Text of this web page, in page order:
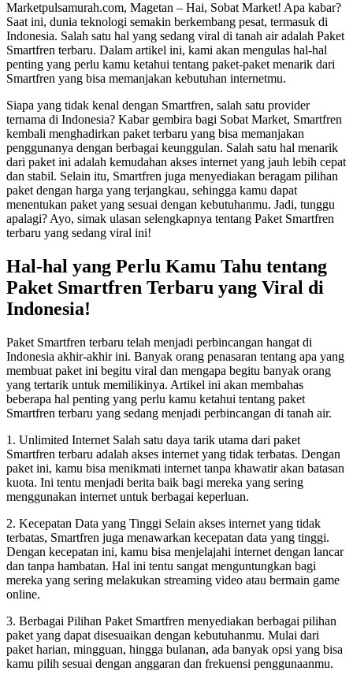
Marketpulsamurah.com, Magetan – Hai, Sobat Market! Apa kabar?
Saat ini, dunia teknologi semakin berkembang pesat, termasuk di
Indonesia. Salah satu hal yang sedang viral di tanah air adalah Paket
Smartfren terbaru. Dalam artikel ini, kami akan mengulas hal-hal
penting yang perlu kamu ketahui tentang paket-paket menarik dari
Smartfren yang bisa memanjakan kebutuhan internetmu.
Siapa yang tidak kenal dengan Smartfren, salah satu provider
ternama di Indonesia? Kabar gembira bagi Sobat Market, Smartfren
kembali menghadirkan paket terbaru yang bisa memanjakan
penggunanya dengan berbagai keunggulan. Salah satu hal menarik
dari paket ini adalah kemudahan akses internet yang jauh lebih cepat
dan stabil. Selain itu, Smartfren juga menyediakan beragam pilihan
paket dengan harga yang terjangkau, sehingga kamu dapat
menentukan paket yang sesuai dengan kebutuhanmu. Jadi, tunggu
apalagi? Ayo, simak ulasan selengkapnya tentang Paket Smartfren
terbaru yang sedang viral ini!
Hal-hal yang Perlu Kamu Tahu tentang
Paket Smartfren Terbaru yang Viral di
Indonesia!
Paket Smartfren terbaru telah menjadi perbincangan hangat di
Indonesia akhir-akhir ini. Banyak orang penasaran tentang apa yang
membuat paket ini begitu viral dan mengapa begitu banyak orang
yang tertarik untuk memilikinya. Artikel ini akan membahas
beberapa hal penting yang perlu kamu ketahui tentang paket
Smartfren terbaru yang sedang menjadi perbincangan di tanah air.
1. Unlimited Internet Salah satu daya tarik utama dari paket
Smartfren terbaru adalah akses internet yang tidak terbatas. Dengan
paket ini, kamu bisa menikmati internet tanpa khawatir akan batasan
kuota. Ini tentu menjadi berita baik bagi mereka yang sering
menggunakan internet untuk berbagai keperluan.
2. Kecepatan Data yang Tinggi Selain akses internet yang tidak
terbatas, Smartfren juga menawarkan kecepatan data yang tinggi.
Dengan kecepatan ini, kamu bisa menjelajahi internet dengan lancar
dan tanpa hambatan. Hal ini tentu sangat menguntungkan bagi
mereka yang sering melakukan streaming video atau bermain game
online.
3. Berbagai Pilihan Paket Smartfren menyediakan berbagai pilihan
paket yang dapat disesuaikan dengan kebutuhanmu. Mulai dari
paket harian, mingguan, hingga bulanan, ada banyak opsi yang bisa
kamu pilih sesuai dengan anggaran dan frekuensi penggunaanmu.